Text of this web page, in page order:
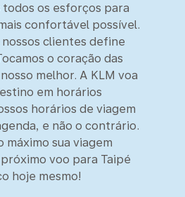
todos os esforços para
confortável possível.
clientes define
o coração das
melhor. A KLM voa
em horários
horários de viagem
e não o contrário.
máximo sua viagem
voo para Taipé
hoje mesmo!